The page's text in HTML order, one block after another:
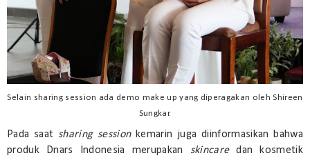
Selain sharing session ada demo make up yang diperagakan oleh Shireen
Sungkar.
Pada saat sharing sessionkemarin juga diinformasikan bahwa
produk Dnars Indonesia merupakan skincaredan kosmetik